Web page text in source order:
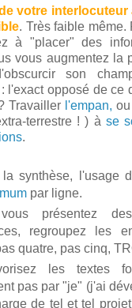
votre
. Très faible même.
à "placer" des
vous augmentez la
son
l'exact opposé de ce
Travailler l'empan,
terrestre ! ) à se
.
la synthèse, l'usage
par ligne.
vous présentez
regroupez les
quatre, pas cinq,
les textes
pas par "je" (j'ai
de tel et tel